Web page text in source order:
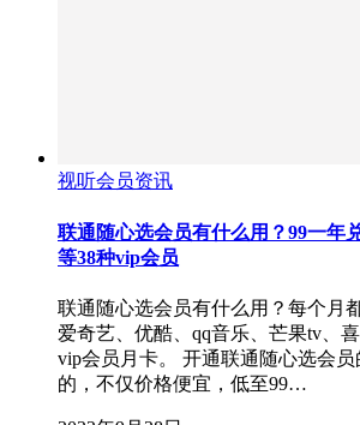
视听会员资讯
联通随心选会员有什么用？99一年
等38种vip会员
联通随心选会员有什么用？每个月
爱奇艺、优酷、qq音乐、芒果tv、
vip会员月卡。 开通联通随心选会
的，不仅价格便宜，低至99…